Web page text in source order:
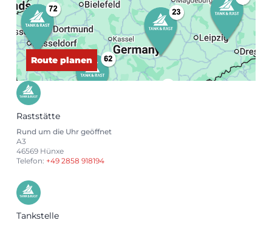
Route planen
Raststätte
Rund um die Uhr geöffnet
A3
46569 Hünxe
Telefon: +49 2858 918194
Tankstelle